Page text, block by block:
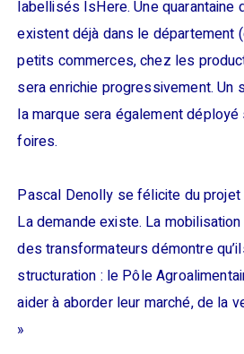
labellisés IsHere. Une quarantaine
existent déjà dans le département
petits commerces, chez les
sera enrichie progressivement. Un
la marque sera également
foires.
Pascal Denolly se félicite du projet
La demande existe. La
des transformateurs démontre
structuration : le Pôle
aider à aborder leur marché, de la
»